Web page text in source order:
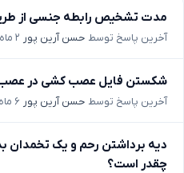
مدت تشخیص رابطه جنسی از
آخرین پاسخ توسط حسن آرین پور ۲ ماه پیش
شکستن فایل عصب کشی در عصب
آخرین پاسخ توسط حسن آرین پور ۶ ماه پیش
دیه برداشتن رحم و یک تخمدان
چقدر است؟